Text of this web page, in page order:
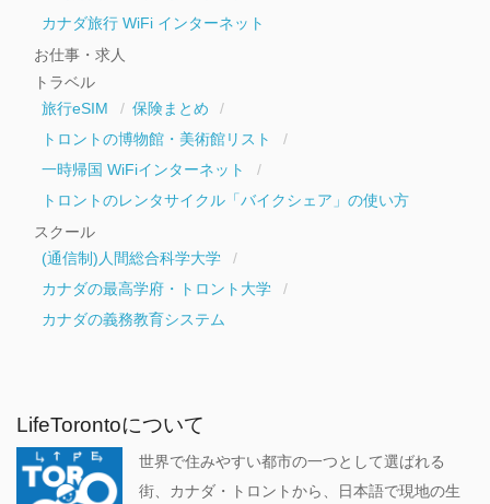
カナダ旅行 WiFi インターネット
お仕事・求人
トラベル
旅行eSIM
保険まとめ
トロントの博物館・美術館リスト
一時帰国 WiFiインターネット
トロントのレンタサイクル「バイクシェア」の使い方
スクール
(通信制)人間総合科学大学
カナダの最高学府・トロント大学
カナダの義務教育システム
LifeTorontoについて
世界で住みやすい都市の一つとして選ばれる
街、カナダ・トロントから、日本語で現地の生